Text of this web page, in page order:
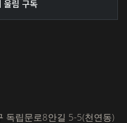
독립문로8안길 5-5(천연동)